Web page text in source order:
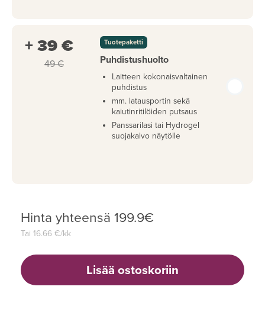
+ 39 €
49 €
Tuotepaketti
Puhdistushuolto
Laitteen kokonaisvaltainen
puhdistus
mm. latausportin sekä
kaiutinritilöiden putsaus
Panssarilasi tai Hydrogel
suojakalvo näytölle
Hinta yhteensä 199.9€
Tai 16.66 €/kk
Lisää ostoskoriin